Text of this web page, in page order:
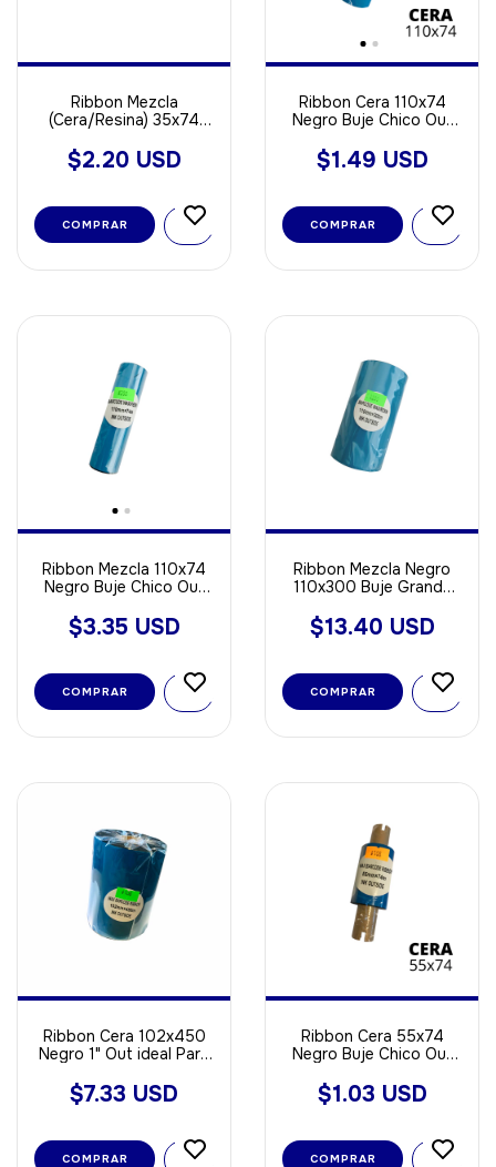
Ribbon Mezcla
(Cera/Resina) 35x74
Out
$2.20 USD
COMPRAR
Ribbon Cera 110x74
Negro Buje Chico Out
$1.49 USD
COMPRAR
Ribbon Mezcla 110x74
Negro Buje Chico Out
Poliamida
$3.35 USD
COMPRAR
Ribbon Mezcla Negro
110x300 Buje Grande
Opp - Poliamida
$13.40 USD
Ribbon Cera 102x450
Negro 1" Out ideal Para
$7.33 USD
COMPRAR
Ribbon Cera 55x74
Negro Buje Chico Out
$1.03 USD
COMPRAR